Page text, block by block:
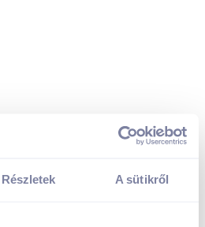
Részletek A sütikről
ízű üdítőital 0,5 l cukorral és